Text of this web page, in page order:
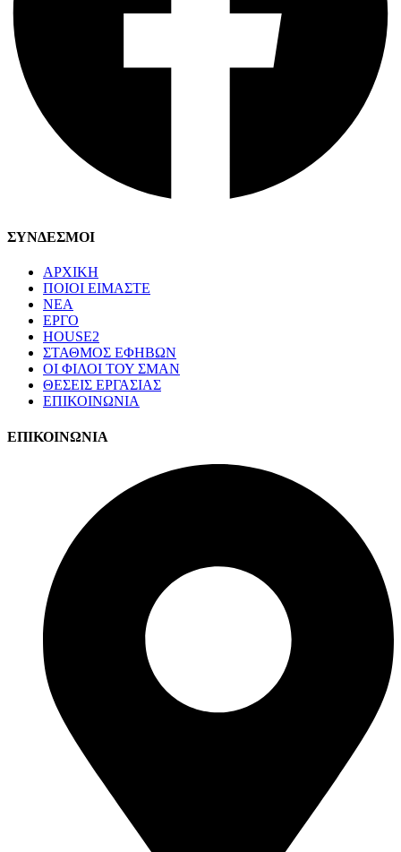
ΣΥΝΔΕΣΜΟΙ
ΑΡΧΙΚΗ
ΠΟΙΟΙ ΕΙΜΑΣΤΕ
ΝΕΑ
ΕΡΓΟ
HOUSE2
ΣΤΑΘΜΟΣ ΕΦΗΒΩΝ
ΟΙ ΦΙΛΟΙ ΤΟΥ ΣΜΑΝ
ΘΕΣΕΙΣ ΕΡΓΑΣΙΑΣ
ΕΠΙΚΟΙΝΩΝΙΑ
ΕΠΙΚΟΙΝΩΝΙΑ